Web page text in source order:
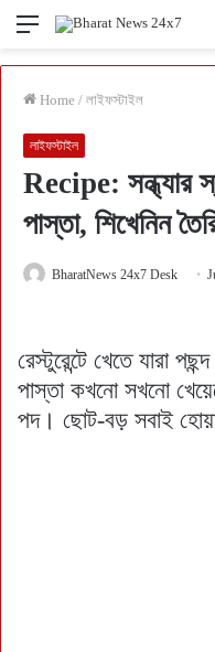
Menu
Home / লাইফস্টাইল
লাইফস্টাইল
Recipe: সন্ধ্যার
পাস্তা, শিখেনিন
BharatNews 24x7 Desk
রেস্টুরেন্টে খেতে যারা
পাস্তা কখনো সখনো
পদ। ছোট-বড় সবাই